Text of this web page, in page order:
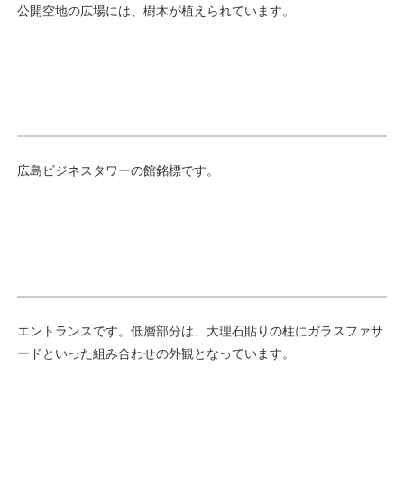
公開空地の広場には、樹木が植えられています。
広島ビジネスタワーの館銘標です。
エントランスです。低層部分は、大理石貼りの柱にガラスファサ
ードといった組み合わせの外観となっています。